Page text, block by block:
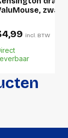
zwart
incl. BTW